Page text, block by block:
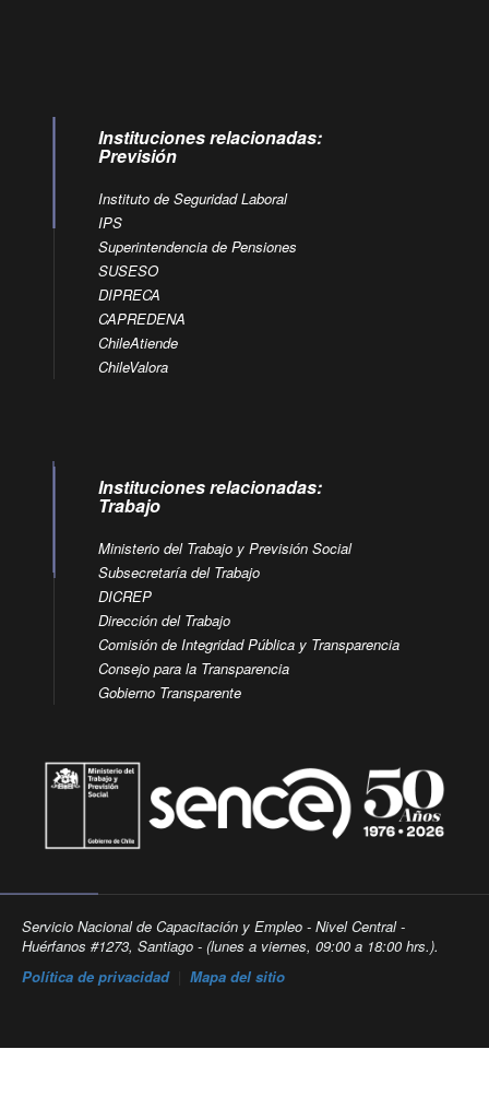
Instituciones relacionadas:
Previsión
Instituto de Seguridad Laboral
IPS
Superintendencia de Pensiones
SUSESO
DIPRECA
CAPREDENA
ChileAtiende
ChileValora
Instituciones relacionadas:
Trabajo
Ministerio del Trabajo y Previsión Social
Subsecretaría del Trabajo
DICREP
Dirección del Trabajo
Comisión de Integridad Pública y Transparencia
Consejo para la Transparencia
Gobierno Transparente
Servicio Nacional de Capacitación y Empleo - Nivel Central -
Huérfanos #1273, Santiago - (lunes a viernes, 09:00 a 18:00 hrs.).
Política de privacidad| Mapa del sitio